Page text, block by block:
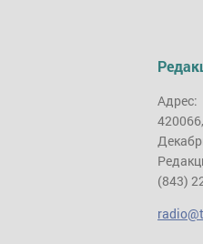
Адрес:
(843)